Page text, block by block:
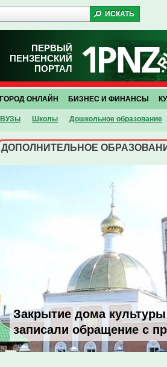
ПЕРВЫЙ
ПЕНЗЕНСКИЙ
ПОРТАЛ
ГОРОД ОНЛАЙН БИЗНЕС И ФИНАНСЫ
ВУЗы Школы Дошкольное образование
ДОПОЛНИТЕЛЬНОЕ
Закрытие дома
записали обращение с